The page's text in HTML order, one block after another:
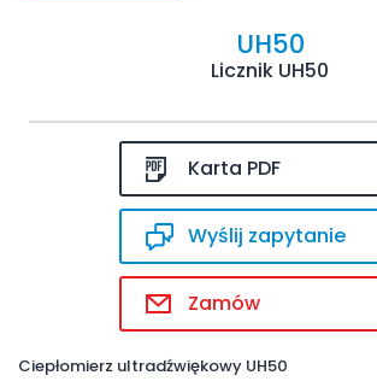
UH50
Licznik UH50
Karta PDF
Wyślij zapytanie
Zamów
Ciepłomierz ultradźwiękowy UH50